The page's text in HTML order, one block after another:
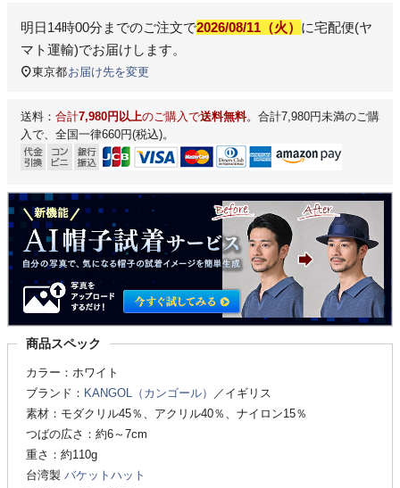
明日14時00分 までのご注文で2026/08/11（火） に宅配便(ヤ
マト運輸)でお届けします。
東京都お届け先を変更
送料： 合計7,980円以上のご購入で送料無料。合計7,980円未満のご購
入で、全国一律660円(税込)。
商品スペック
カラー：ホワイト
ブランド： KANGOL（カンゴール）
／イギリス
素材：モダクリル45％、アクリル40％、ナイロン15％
つばの広さ：約6～7cm
重さ：約110g
台湾製 バケットハット